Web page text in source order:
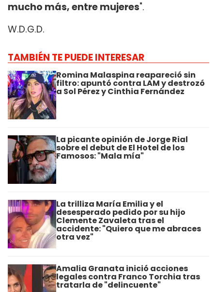
mucho más, entre mujeres".
W.D.G.D.
TAMBIÉN TE PUEDE INTERESAR
Romina Malaspina reapareció sin
filtro: apuntó contra LAM y destrozó
a Sol Pérez y Cinthia Fernández
La picante opinión de Jorge Rial
sobre el debut de El Hotel de los
Famosos: "Mala mía"
La trilliza María Emilia y el
desesperado pedido por su hijo
Clemente Zavaleta tras el
accidente: "Quiero que me abraces
otra vez"
Amalia Granata inició acciones
legales contra Franco Torchia tras
tratarla de "delincuente"